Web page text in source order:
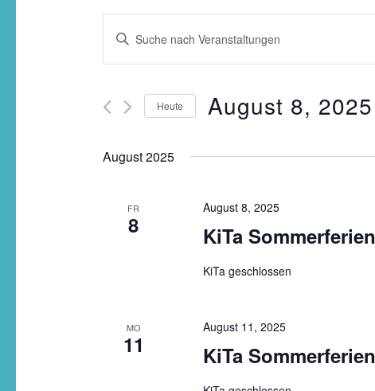
Veranstaltungen
Suche
und
Navigation
Bitte
nach
Heute August 8, 2025
August 2025
FR
8
August 8, 2025
KiTa Sommerferien
KiTa geschlossen
MO
11
August 11, 2025
KiTa Sommerferien